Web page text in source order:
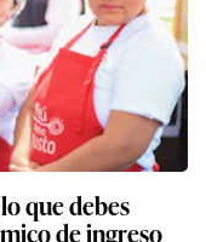
que debes
de ingreso